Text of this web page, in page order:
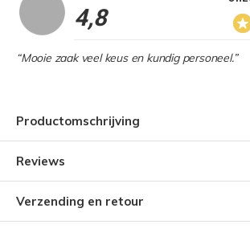
4,8
“Mooie zaak veel keus en kundig personeel.”
Productomschrijving
Reviews
Verzending en retour